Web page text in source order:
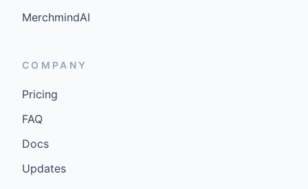
MerchmindAI
COMPANY
Pricing
FAQ
Docs
Updates